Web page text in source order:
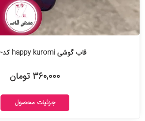
قاب گوشی happy kuromi کد-۱۰۱۹۲۶
۳۶۰,۰۰۰ تومان
جزئیات محصول